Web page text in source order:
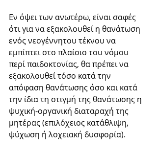
Εν όψει των ανωτέρω, είναι σαφές
ότι για να εξακολουθεί η θανάτωση
ενός νεογέννητου τέκνου να
εμπίπτει στο πλαίσιο του νόμου
περί παιδοκτονίας, θα πρέπει να
εξακολουθεί τόσο κατά την
απόφαση θανάτωσης όσο και κατά
την ίδια τη στιγμή της θανάτωσης η
ψυχική-οργανική διαταραχή της
μητέρας (επιλόχειος κατάθλιψη,
ψύχωση ή λοχειακή δυσφορία).